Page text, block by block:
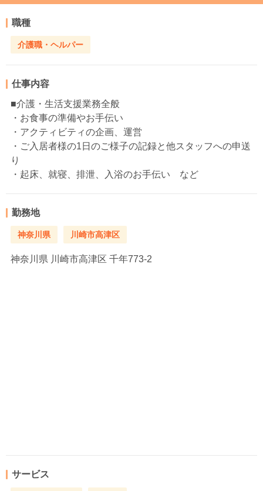
職種
介護職・ヘルパー
仕事内容
■介護・生活支援業務全般
・お食事の準備やお手伝い
・アクティビティの企画、運営
・ご入居者様の1日のご様子の記録と他スタッフへの申送
り
・起床、就寝、排泄、入浴のお手伝い など
勤務地
神奈川県 川崎市高津区
神奈川県 川崎市高津区 千年773-2
サービス